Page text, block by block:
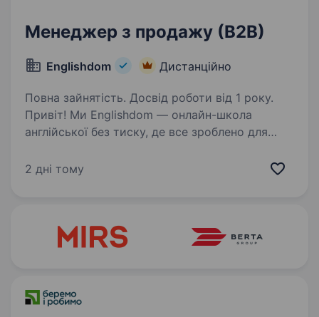
Менеджер з продажу (В2В)
Englishdom Дистанційно
Повна зайнятість. Досвід роботи від 1 року.
Привіт! Ми Englishdom — онлайн-школа
англійської без тиску, де все зроблено для
гнучкий формат навчання: (індивідуальне або
2 дні тому